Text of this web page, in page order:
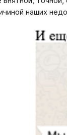
наших